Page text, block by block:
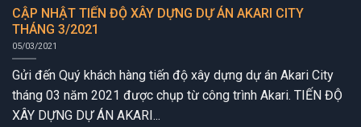
CẬP NHẬT TIẾN ĐỘ XÂY DỰNG DỰ ÁN AKARI CITY
THÁNG 3/2021
05/03/2021
Gửi đến Quý khách hàng tiến độ xây dựng dự án Akari City
tháng 03 năm 2021 được chụp từ công trình Akari. TIẾN ĐỘ
XÂY DỰNG DỰ ÁN AKARI...